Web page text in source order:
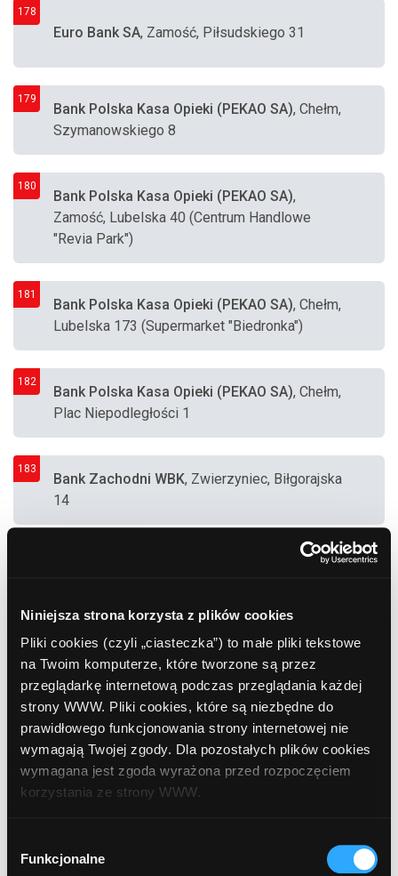
Niniejsza strona korzysta z plików cookies
Pliki cookies (czyli „ciasteczka”) to małe pliki tekstowe
na Twoim komputerze, które tworzone są przez
przeglądarkę internetową podczas przeglądania każdej
strony WWW. Pliki cookies, które są niezbędne do
prawidłowego funkcjonowania strony internetowej nie
wymagają Twojej zgody. Dla pozostałych plików cookies
wymagana jest zgoda wyrażona przed rozpoczęciem
korzystania ze strony WWW.
formy korzystania z plików cookies. Więcej:
Polityka
zgody
Funkcjonalne
178
Euro Bank SA, Zamość, Piłsudskiego 31
179
Bank Polska Kasa Opieki (PEKAO SA), Chełm,
Szymanowskiego 8
180
Bank Polska Kasa Opieki (PEKAO SA),
Zamość, Lubelska 40 (Centrum Handlowe
"Revia Park")
181
Bank Polska Kasa Opieki (PEKAO SA), Chełm,
Lubelska 173 (Supermarket "Biedronka")
182
Bank Polska Kasa Opieki (PEKAO SA), Chełm,
Plac Niepodległości 1
183
Bank Zachodni WBK, Zwierzyniec, Biłgorajska
14
185
Euronet, Zamość, Reja 5
186
Bank Polskiej Spółdzielczości, Hanna